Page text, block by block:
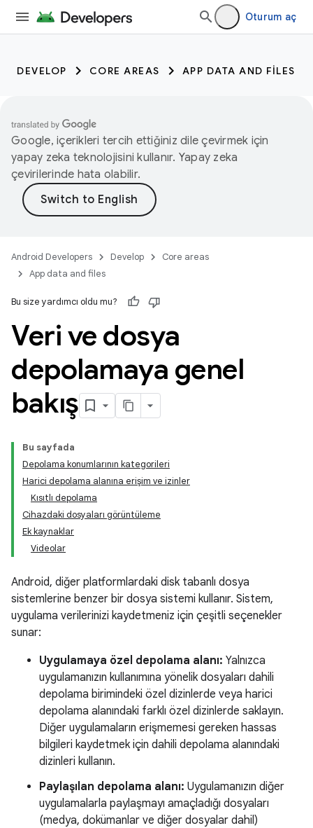
Oturum aç
DEVELOP CORE AREAS APP DATA AND FILES
Google, içerikleri tercih ettiğiniz dile çevirmek için
yapay zeka teknolojisini kullanır. Yapay zeka
çevirilerinde hata olabilir.
Android Developers Develop
Core areas
App data and files
Bu size yardımcı oldu mu?
Veri ve dosya
depolamaya genel
bakış
Bu sayfada
Depolama konumlarının kategorileri
Harici depolama alanına erişim ve izinler
Kısıtlı depolama
Cihazdaki dosyaları görüntüleme
Ek kaynaklar
Videolar
Android, diğer platformlardaki disk tabanlı dosya
sistemlerine benzer bir dosya sistemi kullanır. Sistem,
uygulama verilerinizi kaydetmeniz için çeşitli seçenekler
sunar:
Uygulamaya özel depolama alanı: Yalnızca
uygulamanızın kullanımına yönelik dosyaları dahili
depolama birimindeki özel dizinlerde veya harici
depolama alanındaki farklı özel dizinlerde saklayın.
Diğer uygulamaların erişmemesi gereken hassas
bilgileri kaydetmek için dahili depolama alanındaki
dizinleri kullanın.
Paylaşılan depolama alanı: Uygulamanızın diğer
uygulamalarla paylaşmayı amaçladığı dosyaları
(medya, dokümanlar ve diğer dosyalar dahil)